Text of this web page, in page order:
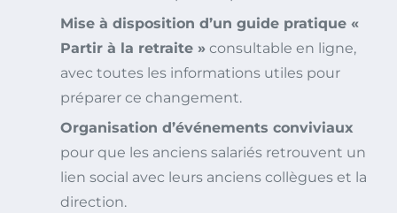
Mise à disposition d’un guide pratique «
Partir à la retraite » consultable en ligne,
avec toutes les informations utiles pour
préparer ce changement.
Organisation d’événements conviviaux
pour que les anciens salariés retrouvent un
lien social avec leurs anciens collègues et la
direction.